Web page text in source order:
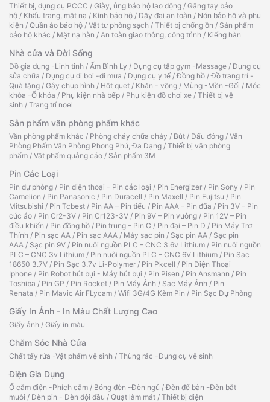
Thiết bị, dụng cụ PCCC / Giày, ủng bảo hộ lao động / Găng tay bảo
hộ / Khẩu trang, mặt nạ / Kính bảo hộ / Dây đai an toàn / Nón bảo hộ và phụ
kiện / Quần áo bảo hộ / Vật tư phòng sạch / Thiết bị chống ồn / Sản phẩm
bảo hộ khác / Mặt nạ hàn / An toàn giao thông, công trình / Kiếng hàn
Nhà cửa và Đời Sống
Đồ gia dụng -Linh tinh / Ấm Bình Ly / Dụng cụ tập gym -Massage / Dụng cụ
sửa chữa / Dụng cụ đi bơi -đi mưa / Dụng cụ y tế /Đồng hồ /Đồ trang trí -
Quà tặng / Gậy chụp hình / Hột quẹt / Khăn - võng / Mùng -Mền -Gối / Móc
khóa -Ổ khóa / Phụ kiện nhà bếp / Phụ kiện đồ chơi xe / Thiết bị vệ
sinh / Trang trí noel
Sản phẩm văn phòng phẩm khác
Văn phòng phẩm khác / Phòng cháy chữa cháy / Bút / Dấu đóng / Văn
Phòng Phẩm Văn Phòng Phong Phú, Đa Dạng / Thiết bị văn phòng
phẩm / Vật phẩm quảng cáo / Sản phẩm 3M
Pin Các Loại
Pin dự phòng / Pin điện thoại - Pin các loại / Pin Energizer / Pin Sony / Pin
Camelion / Pin Panasonic / Pin Duracell / Pin Maxell / Pin Fujitsu / Pin
Mitsubishi / Pin Tcbest / Pin AA – Pin tiểu / Pin AAA – Pin đũa / Pin 3V – Pin
cúc áo / Pin Cr2-3V / Pin Cr123-3V / Pin 9V – Pin vuông / Pin 12V – Pin
điều khiển / Pin đồng hồ / Pin trung – Pin C / Pin đại – Pin D / Pin Máy Trợ
Thính / Pin sạc AA / Pin sạc AAA / Máy sạc pin / Sạc pin AA / Sạc pin
AAA / Sạc pin 9V / Pin nuôi nguồn PLC – CNC 3.6v Lithium / Pin nuôi nguồn
PLC – CNC 3v Lithium / Pin nuôi nguồn PLC – CNC 6V Lithium / Pin Sạc
18650 3.7V / Pin Sạc 3.7v Li-Polymer / Pin Pkcell / Pin Điện Thoại
Iphone / Pin Robot hút bụi - Máy hút bụi / Pin Pisen / Pin Ansmann / Pin
Toshiba / Pin GP / Pin Rocket / Pin Máy Ảnh / Sạc Máy Ảnh / Pin
Renata / Pin Mavic Air FLycam / Wifi 3G/4G Kèm Pin / Pin Sạc Dự Phòng
Giấy In Ảnh - In Màu Chất Lượng Cao
Giấy ảnh / Giấy in màu
Chăm Sóc Nhà Cửa
Chất tẩy rửa -Vật phẩm vệ sinh / Thùng rác -Dụng cụ vệ sinh
Điện Gia Dụng
Ổ cắm điện -Phích cắm / Bóng đèn -Đèn ngủ /Đèn để bàn -Đèn bắt
muỗi /Đèn pin - Đèn đội đầu / Quạt làm mát / Thiết bị điện